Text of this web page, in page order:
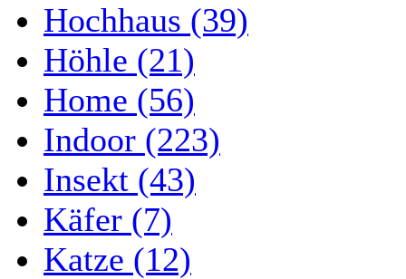
Hochhaus (39)
Höhle (21)
Home (56)
Indoor (223)
Insekt (43)
Käfer (7)
Katze (12)